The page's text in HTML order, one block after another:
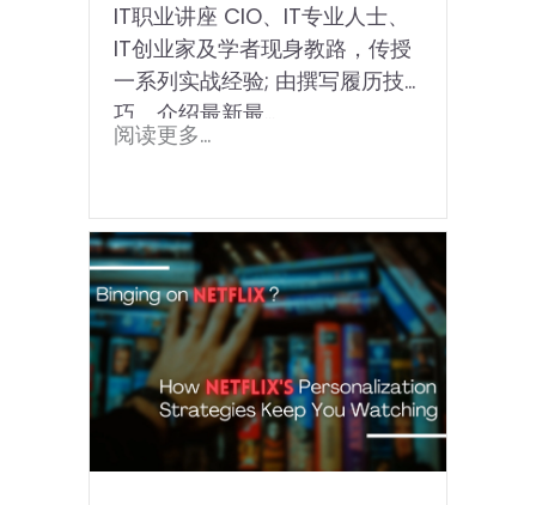
IT职业讲座 CIO、IT专业人士、
IT创业家及学者现身教路，传授
一系列实战经验; 由撰写履历技
巧、介绍最新最...
阅读更多...